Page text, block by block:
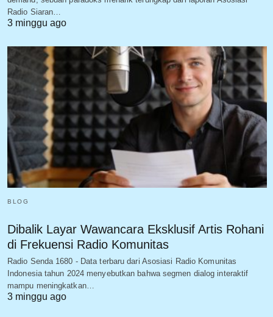
Radio Siaran…
3 minggu ago
BLOG
Dibalik Layar Wawancara Eksklusif Artis Rohani
di Frekuensi Radio Komunitas
Radio Senda 1680 - Data terbaru dari Asosiasi Radio Komunitas
Indonesia tahun 2024 menyebutkan bahwa segmen dialog interaktif
mampu meningkatkan…
3 minggu ago